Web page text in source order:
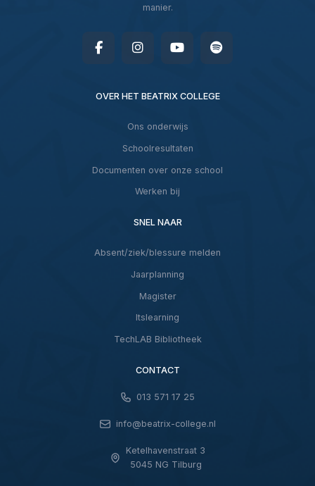
manier.
OVER HET BEATRIX COLLEGE
Ons onderwijs
Schoolresultaten
Documenten over onze school
Werken bij
SNEL NAAR
Absent/ziek/blessure melden
Jaarplanning
Magister
Itslearning
TechLAB Bibliotheek
CONTACT
013 571 17 25
info@beatrix-college.nl
Ketelhavenstraat 3
5045 NG Tilburg